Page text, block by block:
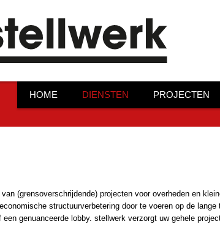
HOME DIENSTEN PROJECTEN
(grensoverschrijdende) projecten voor overheden en
structuurverbetering door te voeren op de lange
genuanceerde lobby. stellwerk verzorgt uw gehele